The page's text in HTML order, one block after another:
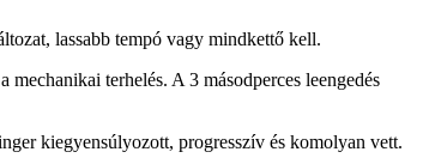
lassabb tempó vagy mindkettő kell.
terhelés. A 3 másodperces leengedés
kiegyensúlyozott, progresszív és komolyan vett.